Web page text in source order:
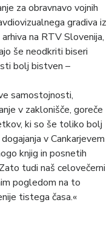
za obravnavo vojnih
gradiva iz
na RTV Slovenija,
še neodkriti biseri
bolj bistven –
samostojnosti,
v zaklonišče, goreče
ki so še toliko bolj
v Cankarjevem
knjig in posnetih
tudi naš celovečerni
pogledom na to
tistega časa.«